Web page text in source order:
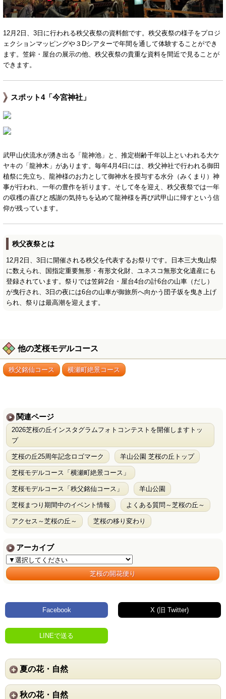
12月2日、3日に行われる秩父夜祭の資料館です。秩父夜祭の様子をプロジ
ェクションマッピングや３Dシアターで年間を通して体験することができ
ます。笠鉾・屋台の展示の他、秩父夜祭の貴重な資料を間近で見ることが
できます。
スポット4「今宮神社」
武甲山伏流水が湧き出る「龍神池」と、推定樹齢千年以上といわれる大ケ
ヤキの「龍神木」があります。毎年4月4日には、秩父神社で行われる御田
植祭に先立ち、龍神様のお力として御神水を授与する水分（みくまり）神
事が行われ、一年の豊作を祈ります。そして冬を迎え、秩父夜祭では一年
の収穫の喜びと感謝の気持ちを込めて龍神様を再び武甲山に帰すという信
仰が残っています。
秩父夜祭とは
12月2日、3日に開催される秩父を代表するお祭りです。日本三大曳山祭
に数えられ、国指定重要無形・有形文化財、ユネスコ無形文化遺産にも
登録されています。祭りでは笠鉾2台・屋台4台の計6台の山車（だし）
が曳行され、3日の夜には6台の山車が御旅所へ向かう団子坂を曳き上げ
られ、祭りは最高潮を迎えます。
他の芝桜モデルコース
秩父銘仙コース 横瀬町絶景コース
関連ページ
2026芝桜の丘インスタグラムフォトコンテストを開催しますトッ
プ
芝桜の丘25周年記念ロゴマーク 羊山公園 芝桜の丘トップ
芝桜モデルコース「横瀬町絶景コース」
芝桜モデルコース「秩父銘仙コース」 羊山公園
芝桜まつり期間中のイベント情報 よくある質問～芝桜の丘～
アクセス～芝桜の丘～ 芝桜の移り変わり
アーカイブ
芝桜の開花便り
Facebook X (旧 Twitter)
LINEで送る
夏の花・自然
秋の花・自然